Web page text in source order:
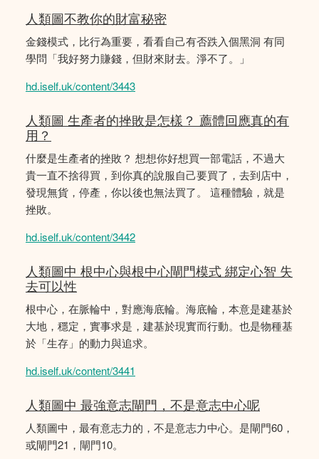
人類圖不教你的財富秘密
金錢模式，比行為重要，看看自己有否跌入個黑洞 有同
學問「我好努力賺錢，但財來財去。淨不了。」
hd.iself.uk/content/3443
人類圖 生產者的挫敗是怎樣？ 薦體回應真的有
用？
什麼是生產者的挫敗？ 想想你好想買一部電話，不過大
貴一直不捨得買，到你真的說服自己要買了，去到店中，
發現無貨，停產，你以後也無法買了。 這種體驗，就是
挫敗。
hd.iself.uk/content/3442
人類圖中 根中心與根中心閘門模式 綁定心智 失
去可以性
根中心，在脈輪中，對應海底輪。海底輪，本意是建基於
大地，穩定，實事求是，建基於現實而行動。也是物種基
於「生存」的動力與追求。
hd.iself.uk/content/3441
人類圖中 最強意志閘門，不是意志中心呢
人類圖中，最有意志力的，不是意志力中心。是閘門60，
或閘門21，閘門10。